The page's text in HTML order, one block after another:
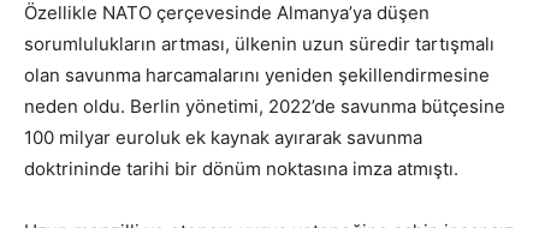
Özellikle NATO çerçevesinde Almanya’ya düşen
sorumlulukların artması, ülkenin uzun süredir tartışmalı
olan savunma harcamalarını yeniden şekillendirmesine
neden oldu. Berlin yönetimi, 2022’de savunma bütçesine
100 milyar euroluk ek kaynak ayırarak savunma
doktrininde tarihi bir dönüm noktasına imza atmıştı.